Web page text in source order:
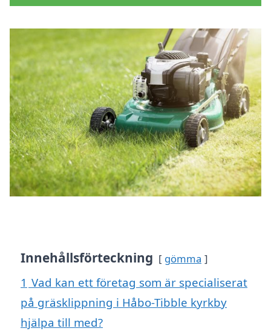
Innehållsförteckning gömma
1 Vad kan ett företag som är specialiserat
på gräsklippning i Håbo-Tibble kyrkby
hjälpa till med?